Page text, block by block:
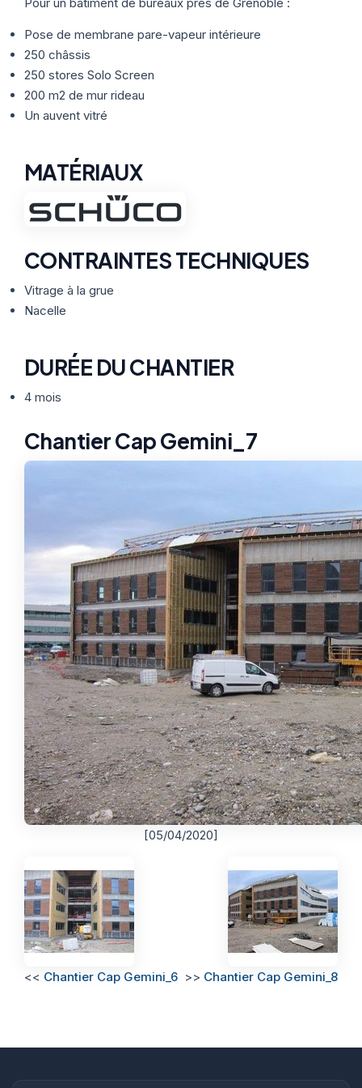
Nos Formules ACTUALITÉS
Pose de membrane pare-vapeur intérieure
250 châssis
250 stores Solo Screen
200 m2 de mur rideau
Un auvent vitré
MATÉRIAUX
CONTRAINTES TECHNIQUES
Vitrage à la grue
Nacelle
DURÉE DU CHANTIER
4 mois
Chantier Cap Gemini_7
[05/04/2020]
<< Chantier Cap Gemini_6 >> Chantier Cap Gemini_8